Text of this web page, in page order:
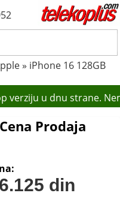
» iPhone 16 128GB
u dnu strane.
Prodaja
din